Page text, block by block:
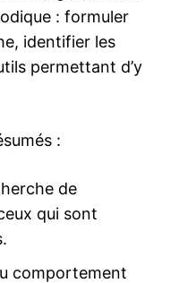
: formuler
identifier les
permettant d’y
:
de
qui sont
comportement